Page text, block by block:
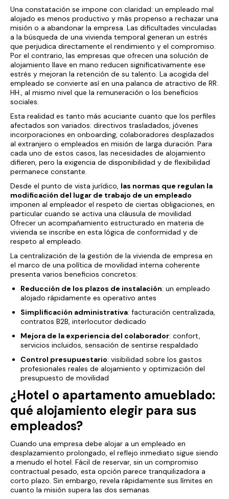
Una constatación se impone con claridad: un empleado mal
alojado es menos productivo y más propenso a rechazar una
misión o a abandonar la empresa. Las dificultades vinculadas
a la búsqueda de una vivienda temporal generan un estrés
que perjudica directamente el rendimiento y el compromiso.
Por el contrario, las empresas que ofrecen una solución de
alojamiento llave en mano reducen significativamente ese
estrés y mejoran la retención de su talento. La acogida del
empleado se convierte así en una palanca de atractivo de RR.
HH., al mismo nivel que la remuneración o los beneficios
sociales.
Esta realidad es tanto más acuciante cuanto que los perfiles
afectados son variados: directivos trasladados, jóvenes
incorporaciones en onboarding, colaboradores desplazados
al extranjero o empleados en misión de larga duración. Para
cada uno de estos casos, las necesidades de alojamiento
difieren, pero la exigencia de disponibilidad y de flexibilidad
permanece constante.
Desde el punto de vista jurídico, las normas que regulan la
modificación del lugar de trabajo de un empleado
imponen al empleador el respeto de ciertas obligaciones, en
particular cuando se activa una cláusula de movilidad.
Ofrecer un acompañamiento estructurado en materia de
vivienda se inscribe en esta lógica de conformidad y de
respeto al empleado.
La centralización de la gestión de la vivienda de empresa en
el marco de una política de movilidad interna coherente
presenta varios beneficios concretos:
Reducción de los plazos de instalación: un empleado
alojado rápidamente es operativo antes
Simplificación administrativa: facturación centralizada,
contratos B2B, interlocutor dedicado
Mejora de la experiencia del colaborador: confort,
servicios incluidos, sensación de sentirse respaldado
Control presupuestario: visibilidad sobre los gastos
profesionales reales de alojamiento y optimización del
presupuesto de movilidad
¿Hotel o apartamento amueblado:
qué alojamiento elegir para sus
empleados?
Cuando una empresa debe alojar a un empleado en
desplazamiento prolongado, el reflejo inmediato sigue siendo
a menudo el hotel. Fácil de reservar, sin un compromiso
contractual pesado, esta opción parece tranquilizadora a
corto plazo. Sin embargo, revela rápidamente sus límites en
cuanto la misión supera las dos semanas.